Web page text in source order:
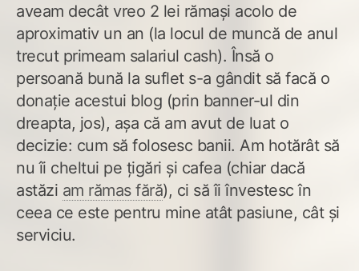
aveam decât vreo 2 lei rămași acolo de
aproximativ un an (la locul de muncă de anul
trecut primeam salariul cash). Însă o
persoană bună la suflet s-a gândit să facă o
donație acestui blog (prin banner-ul din
dreapta, jos), așa că am avut de luat o
decizie: cum să folosesc banii. Am hotărât să
nu îi cheltui pe țigări și cafea (chiar dacă
astăzi am rămas fără), ci să îi învestesc în
ceea ce este pentru mine atât pasiune, cât și
serviciu.